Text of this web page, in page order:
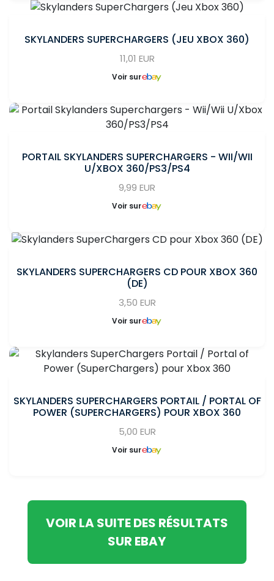
SKYLANDERS SUPERCHARGERS (JEU XBOX 360)
11,01 EUR
Voir sur
PORTAIL SKYLANDERS SUPERCHARGERS - WII/WII
U/XBOX 360/PS3/PS4
9,99 EUR
Voir sur
SKYLANDERS SUPERCHARGERS CD POUR XBOX 360
(DE)
3,50 EUR
Voir sur
SKYLANDERS SUPERCHARGERS PORTAIL / PORTAL OF
POWER (SUPERCHARGERS) POUR XBOX 360
5,00 EUR
Voir sur
VOIR LA SUITE DES RÉSULTATS
SUR EBAY